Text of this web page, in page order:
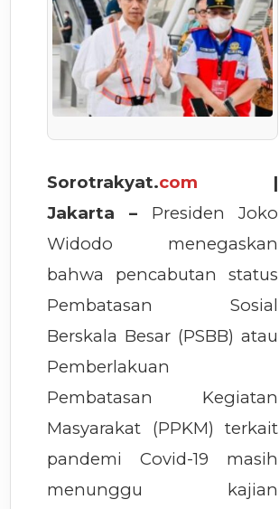
Sorotrakyat.com |
Jakarta – Presiden Joko
Widodo menegaskan
bahwa pencabutan status
Pembatasan Sosial
Berskala Besar (PSBB) atau
Pemberlakuan
Pembatasan Kegiatan
Masyarakat (PPKM) terkait
pandemi Covid-19 masih
menunggu kajian